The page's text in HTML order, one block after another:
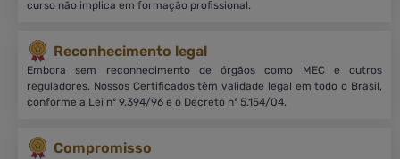
curso não implica em formação profissional.
Reconhecimento legal
Embora sem reconhecimento de órgãos como MEC e outros
reguladores. Nossos Certificados têm validade legal em todo o Brasil,
conforme a Lei nº 9.394/96 e o Decreto nº 5.154/04.
Compromisso